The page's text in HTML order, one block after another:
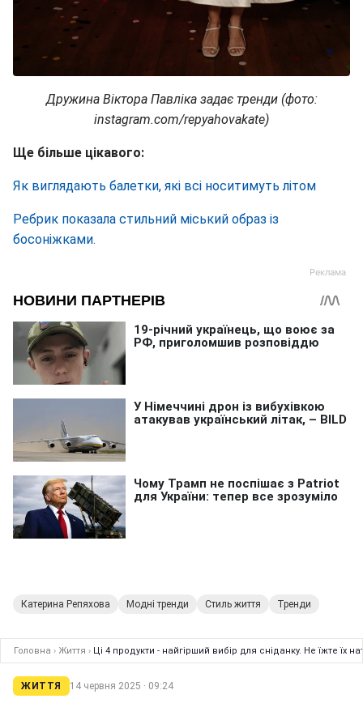
Дружина Віктора Павліка задає тренди (фото:
instagram.com/repyahovakate)
Ще більше цікавого:
Як виглядають балетки, які всі носитимуть літом
Ребрик показала стильний міський образ із
босоніжками.
Катерина Репяхова Модні тренди Стиль життя Тренди
Головна › Життя › Ці 4 продукти - найгірший вибір для сніданку. Не їжте їх
ЖИТТЯ 14 червня 2025 · 09:24